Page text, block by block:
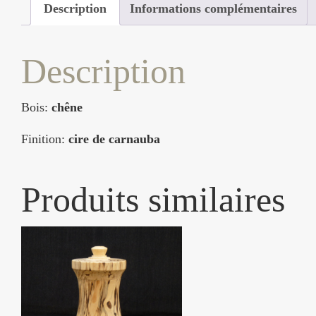
Description Informations complémentaires
Description
Bois: chêne
Finition: cire de carnauba
Produits similaires